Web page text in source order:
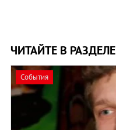
ЧИТАЙТЕ В РАЗДЕЛЕ
События